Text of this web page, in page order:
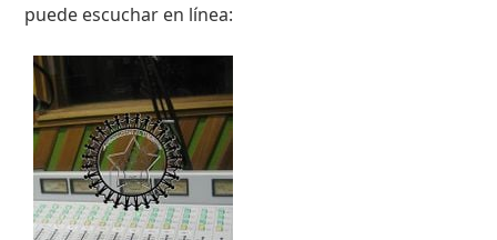
puede escuchar en línea: